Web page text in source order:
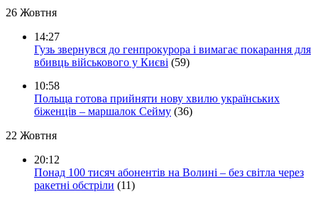
26 Жовтня
14:27
Гузь звернувся до генпрокурора і вимагає покарання для
вбивць військового у Києві (59)
10:58
Польща готова прийняти нову хвилю українських
біженців – маршалок Сейму (36)
22 Жовтня
20:12
Понад 100 тисяч абонентів на Волині – без світла через
ракетні обстріли (11)